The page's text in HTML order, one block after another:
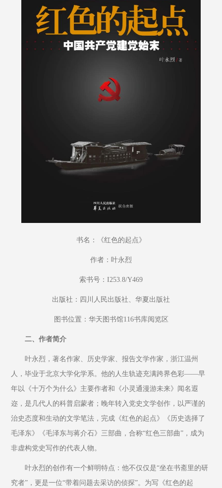
书名：《红色的起点》
作者：叶永烈
索书号：I253.8/Y469
出版社：四川人民出版社、华夏出版社
图书位置：华天图书馆116书库阅览区
二、作者简介
叶永烈，著名作家、历史学家、报告文学作家，浙江温州
人，毕业于北京大学化学系。他的人生轨迹充满跨界色彩——早
年以《十万个为什么》主要作者和《小灵通漫游未来》闻名遐
迩，是几代人的科普启蒙者；晚年转入党史文学创作，以严谨的
治史态度和生动的文学笔法，完成《红色的起点》《历史选择了
毛泽东》《毛泽东与蒋介石》三部曲，合称“红色三部曲”，成为
非虚构党史写作的代表人物。
叶永烈的创作有一个鲜明特点：他不仅仅是“坐在书斋里的研
究者”，更是一位“带着问题去采访的侦探”。为写《红色的起